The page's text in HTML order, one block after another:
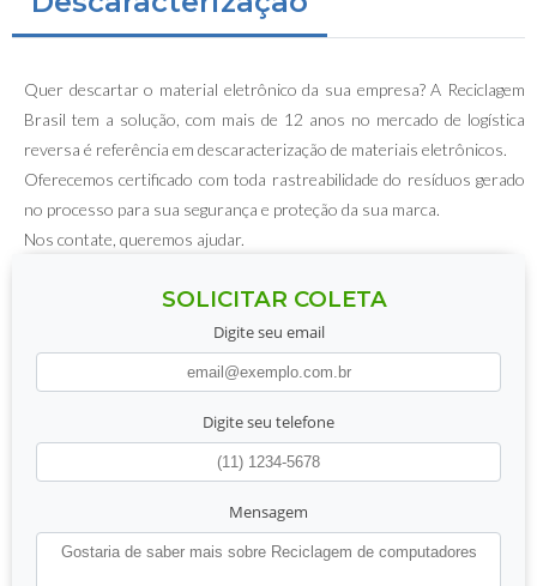
Quer descartar o material eletrônico da sua empresa? A Reciclagem
Brasil tem a solução, com mais de 12 anos no mercado de logística
reversa é referência em descaracterização de materiais eletrônicos.
Oferecemos certificado com toda rastreabilidade do resíduos gerado
no processo para sua segurança e proteção da sua marca.
Nos contate, queremos ajudar.
SOLICITAR COLETA
Digite seu email
Digite seu telefone
Mensagem